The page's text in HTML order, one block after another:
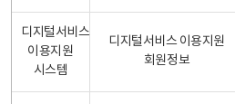
디지털서비스
이용지원
시스템
디지털서비스 이용지원
회원정보